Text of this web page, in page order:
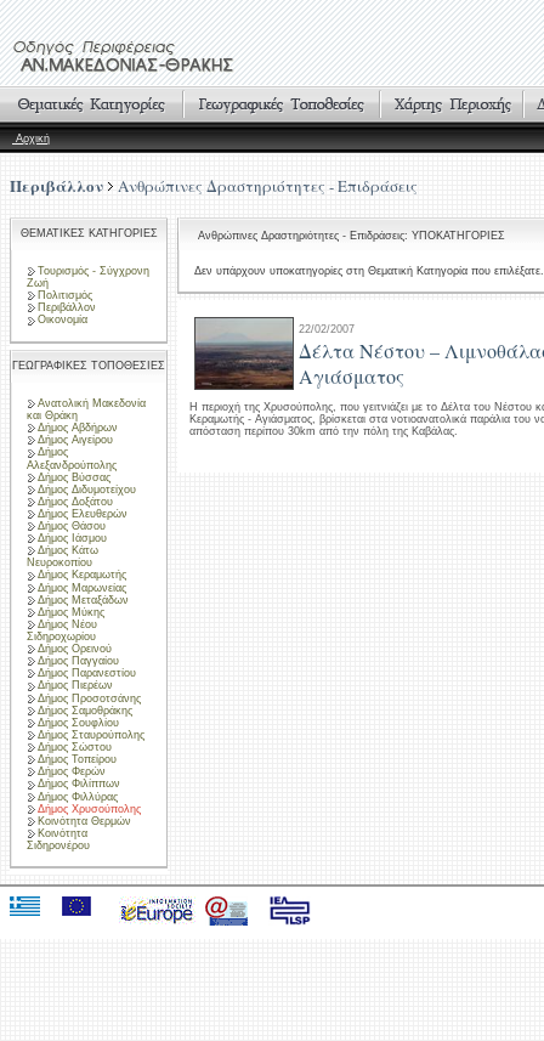
Αρχική
Περιβάλλον Ανθρώπινες Δραστηριότητες - Επιδράσεις
ΘΕΜΑΤΙΚΕΣ ΚΑΤΗΓΟΡΙΕΣ
Τουρισμός - Σύγχρονη
Ζωή
Πολιτισμός
Περιβάλλον
Οικονομία
ΓΕΩΓΡΑΦΙΚΕΣ ΤΟΠΟΘΕΣΙΕΣ
Ανατολική Μακεδονία
και Θράκη
Δήμος Αβδήρων
Δήμος Αιγείρου
Δήμος
Αλεξανδρούπολης
Δήμος Βύσσας
Δήμος Διδυμοτείχου
Δήμος Δοξάτου
Δήμος Ελευθερών
Δήμος Θάσου
Δήμος Ιάσμου
Δήμος Κάτω
Νευροκοπίου
Δήμος Κεραμωτής
Δήμος Μαρωνείας
Δήμος Μεταξάδων
Δήμος Μύκης
Δήμος Νέου
Σιδηροχωρίου
Δήμος Ορεινού
Δήμος Παγγαίου
Δήμος Παρανεστίου
Δήμος Πιερέων
Δήμος Προσοτσάνης
Δήμος Σαμοθράκης
Δήμος Σουφλίου
Δήμος Σταυρούπολης
Δήμος Σώστου
Δήμος Τοπείρου
Δήμος Φερών
Δήμος Φιλίππων
Δήμος Φιλλύρας
Δήμος Χρυσούπολης
Κοινότητα Θερμών
Κοινότητα
Σιδηρονέρου
Ανθρώπινες Δραστηριότητες - Επιδράσεις: ΥΠΟΚΑΤΗΓΟΡΙΕΣ
Δεν υπάρχουν υποκατηγορίες στη Θεματική Κατηγορία που επιλέξατε.
22/02/2007
Δέλτα Νέστου –
Αγιάσματος
Η περιοχή της Χρυσούπολης, που γειτνιάζει με το Δέλτα του Νέστου
Κεραμωτής - Αγιάσματος, βρίσκεται στα νοτιοανατολικά παράλια του
απόσταση περίπου 30km από την πόλη της Καβάλας.